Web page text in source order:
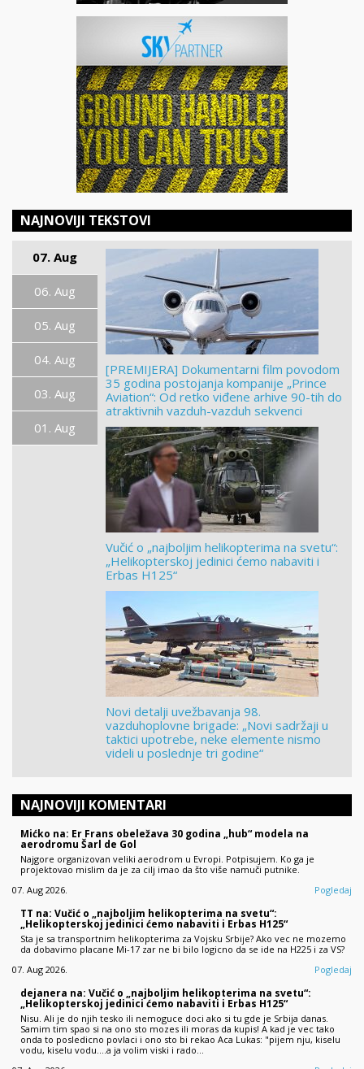
NAJNOVIJI TEKSTOVI
07. Aug
06. Aug
05. Aug
04. Aug
03. Aug
01. Aug
[PREMIJERA] Dokumentarni film povodom
35 godina postojanja kompanije „Prince
Aviation“: Od retko viđene arhive 90-tih do
atraktivnih vazduh-vazduh sekvenci
Vučić o „najboljim helikopterima na svetu“:
„Helikopterskoj jedinici ćemo nabaviti i
Erbas H125“
Novi detalji uvežbavanja 98.
vazduhoplovne brigade: „Novi sadržaji u
taktici upotrebe, neke elemente nismo
videli u poslednje tri godine“
NAJNOVIJI KOMENTARI
Mićko na: Er Frans obeležava 30 godina „hub“ modela na
aerodromu Šarl de Gol
Najgore organizovan veliki aerodrom u Evropi. Potpisujem. Ko ga je
projektovao mislim da je za cilj imao da što više namuči putnike.
07. Aug 2026.
Pogledaj
TT na: Vučić o „najboljim helikopterima na svetu“:
„Helikopterskoj jedinici ćemo nabaviti i Erbas H125“
Sta je sa transportnim helikopterima za Vojsku Srbije? Ako vec ne mozemo
da dobavimo placane Mi-17 zar ne bi bilo logicno da se ide na H225 i za VS?
07. Aug 2026.
Pogledaj
dejanera na: Vučić o „najboljim helikopterima na svetu“:
„Helikopterskoj jedinici ćemo nabaviti i Erbas H125“
Nisu. Ali je do njih tesko ili nemoguce doci ako si tu gde je Srbija danas.
Samim tim spao si na ono sto mozes ili moras da kupis! A kad je vec tako
onda to posledicno povlaci i ono sto bi rekao Aca Lukas: "pijem nju, kiselu
vodu, kiselu vodu....a ja volim viski i rado…